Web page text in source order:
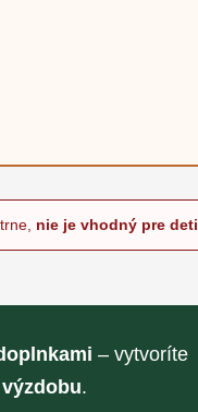
nie je vhodný pre deti
– vytvoríte
.